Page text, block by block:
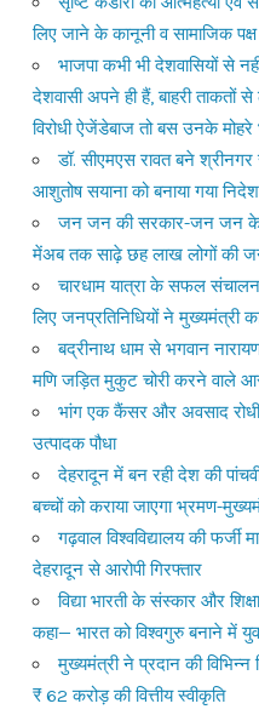
लिए जाने के कानूनी व सामाजिक
भाजपा कभी भी देशवासियों से
देशवासी अपने ही हैं, बाहरी
विरोधी ऐजेंडेबाज तो बस उनके
डॉ. सीएमएस रावत बने
आशुतोष सयाना को बनाया गया
जन जन की सरकार-जन जन के
मेंअब तक साढ़े छह लाख लोगों की
चारधाम यात्रा के सफल
लिए जनप्रतिनिधियों ने मुख्यमंत्री
बद्रीनाथ धाम से भगवान
मणि जड़ित मुकुट चोरी करने वाले
भांग एक कैंसर और अवसाद
उत्पादक पौधा
देहरादून में बन रही देश की
बच्चों को कराया जाएगा भ्रमण-
गढ़वाल विश्वविद्यालय की फर्जी
देहरादून से आरोपी गिरफ्तार
विद्या भारती के संस्कार और
कहा— भारत को विश्वगुरु बनाने में
मुख्यमंत्री ने प्रदान की विभिन्न
₹ 62 करोड़ की वित्तीय स्वीकृति